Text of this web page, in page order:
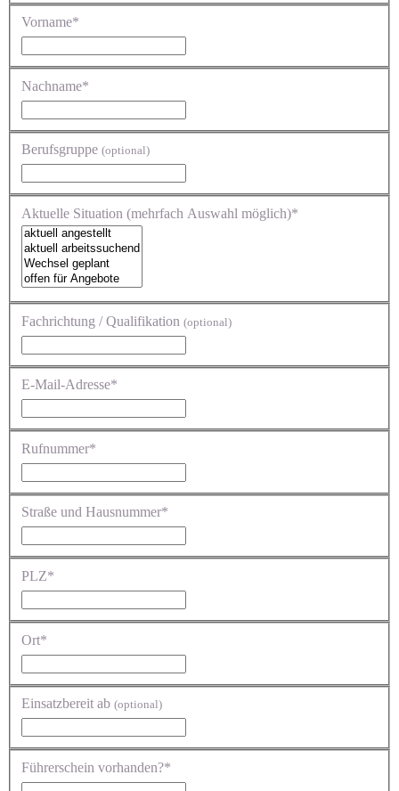
Vorname*
Nachname*
Berufsgruppe (optional)
Aktuelle Situation (mehrfach Auswahl möglich)*
Fachrichtung / Qualifikation (optional)
E-Mail-Adresse*
Rufnummer*
Straße und Hausnummer*
PLZ*
Ort*
Einsatzbereit ab (optional)
Führerschein vorhanden?*